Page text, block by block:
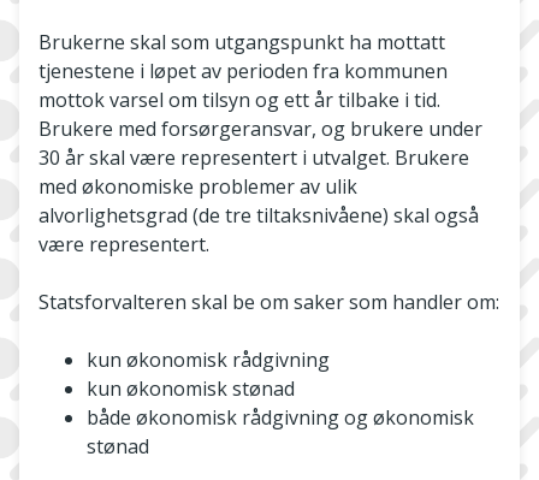
Brukerne skal som utgangspunkt ha mottatt
tjenestene i løpet av perioden fra kommunen
mottok varsel om tilsyn og ett år tilbake i tid.
Brukere med forsørgeransvar, og brukere under
30 år skal være representert i utvalget. Brukere
med økonomiske problemer av ulik
alvorlighetsgrad (de tre tiltaksnivåene) skal også
være representert.
Statsforvalteren skal be om saker som handler om:
kun økonomisk rådgivning
kun økonomisk stønad
både økonomisk rådgivning og økonomisk
stønad